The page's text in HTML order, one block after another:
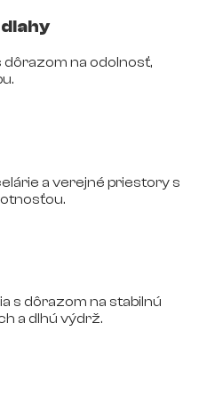
na odolnosť,
a verejné priestory s
s dôrazom na stabilnú
a dlhú výdrž.